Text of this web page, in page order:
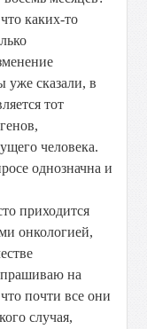
каких-то
уже сказали, в
тот
человека.
однозначна и
приходится
онкологией,
на
почти все они
случая,